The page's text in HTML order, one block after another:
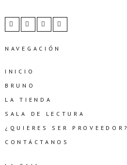
NAVEGACIÓN
INICIO
BRUNO
LA TIENDA
SALA DE LECTURA
¿QUIERES SER PROVEEDOR?
CONTÁCTANOS